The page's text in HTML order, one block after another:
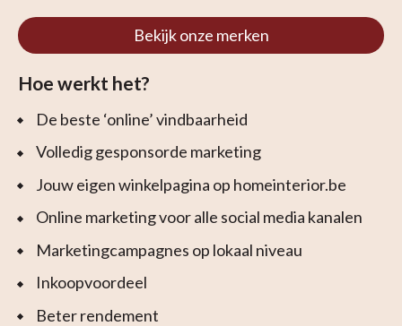
Bekijk onze merken
Hoe werkt het?
De beste ‘online’ vindbaarheid
Volledig gesponsorde marketing
Jouw eigen winkelpagina op homeinterior.be
Online marketing voor alle social media kanalen
Marketingcampagnes op lokaal niveau
Inkoopvoordeel
Beter rendement